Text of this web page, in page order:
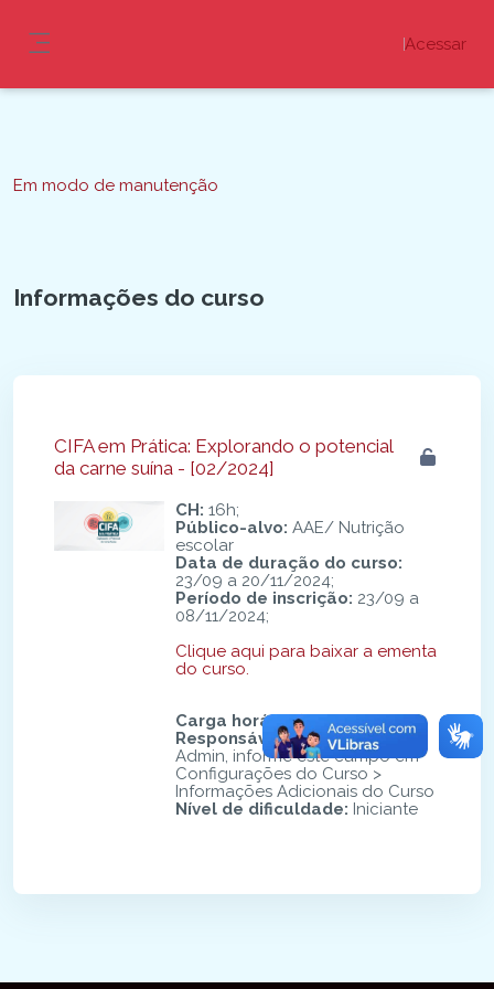
Acessar
Em modo de manutenção
Informações do curso
CIFA em Prática: Explorando o potencial
da carne suína - [02/2024]
CH: 16h;
Público-alvo: AAE/ Nutrição
escolar
Data de duração do curso:
23/09 a 20/11/2024;
Período de inscrição: 23/09 a
08/11/2024;
Clique aqui para baixar a ementa
do curso.
Carga horária flutuante?:Não
Responsável pelo conteúdo:
Admin, informe este campo em
Configurações do Curso >
Informações Adicionais do Curso
Nível de dificuldade: Iniciante